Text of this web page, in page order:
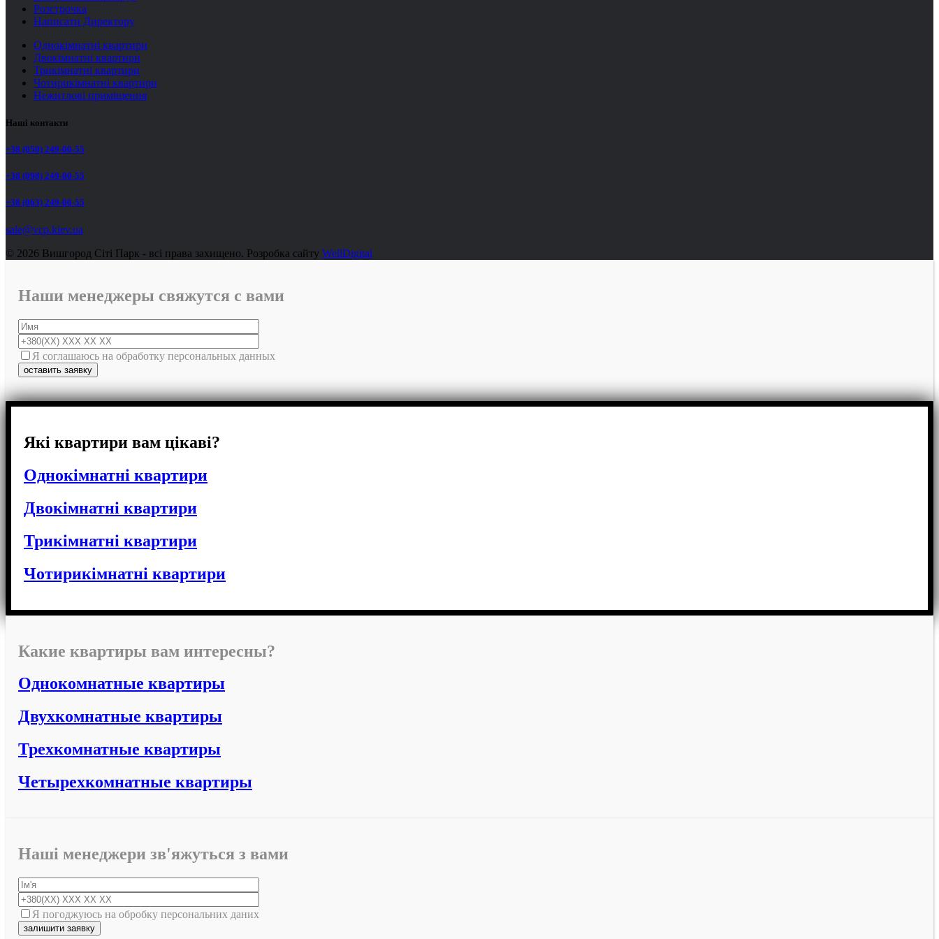
Розстрочка
Написати Директору
Однокімнатні квартири
Двокімнатні квартири
Трикімнатні квартири
Чотирикімнатні квартири
Нежитлові приміщення
Наші контакти
+38 (050) 249-00-55
+38 (098) 249-00-55
+38 (063) 249-00-55
sale@vcp.kiev.ua
© 2026 Вишгород Сіті Парк - всі права захищено. Розробка сайту WellDigital
Наши менеджеры свяжутся с вами
Я соглашаюсь на обработку персональных данных
Які квартири вам цікаві?
Однокімнатні квартири
Двокімнатні квартири
Трикімнатні квартири
Чотирикімнатні квартири
Какие квартиры вам интересны?
Однокомнатные квартиры
Двухкомнатные квартиры
Трехкомнатные квартиры
Четырехкомнатные квартиры
Наші менеджери зв'яжуться з вами
Я погоджуюсь на обробку персональних даних